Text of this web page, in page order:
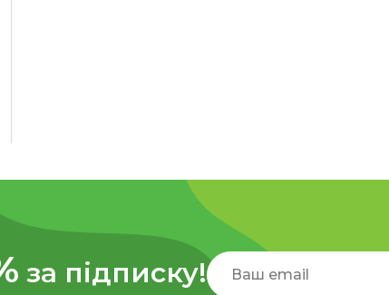
за підписку!